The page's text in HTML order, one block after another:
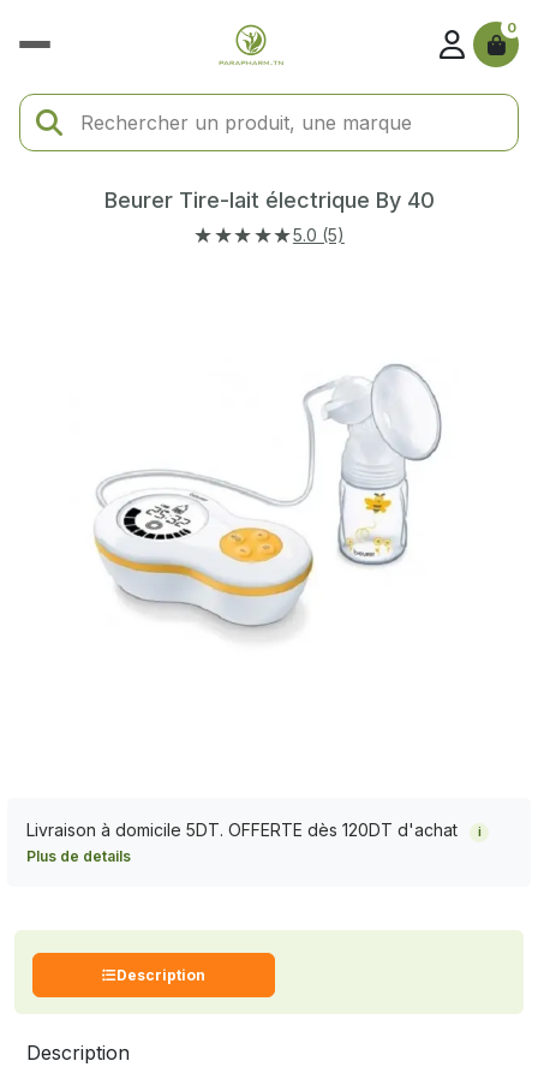
0
Beurer Tire-lait électrique By 40
★★★★★5.0 (5)
Livraison à domicile 5DT. OFFERTE dès 120DT d'achat i
Plus de details
Description
Description